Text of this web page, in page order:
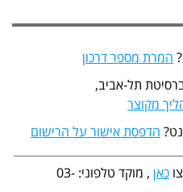
המרת מספר דרכון
תל-אביב,
מקוצר
הדפסת אישור על הרישום
כאן
, מוקד טלפוני: 03-